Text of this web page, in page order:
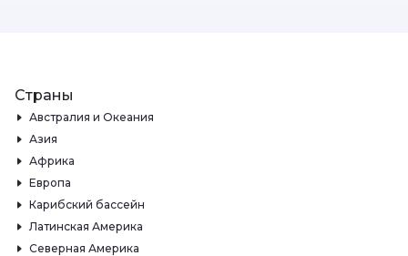
Страны
Австралия и Океания
Азия
Африка
Европа
Карибский бассейн
Латинская Америка
Северная Америка